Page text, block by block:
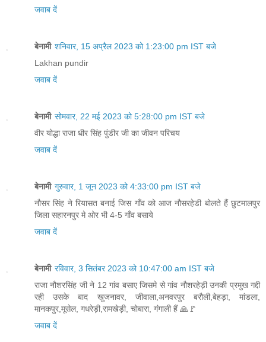
जवाब दें
बेनामी शनिवार, 15 अप्रैल 2023 को 1:23:00 pm IST बजे
Lakhan pundir
जवाब दें
बेनामी सोमवार, 22 मई 2023 को 5:28:00 pm IST बजे
वीर योद्धा राजा धीर सिंह पुंडीर जी का जीवन परिचय
जवाब दें
बेनामी गुरुवार, 1 जून 2023 को 4:33:00 pm IST बजे
नौसर सिंह ने रियासत बनाई जिस गाँव को आज नौसरहेडी बोलते हैं छुटमालपुर
जिला सहारनपुर मे ओर भी 4-5 गाँव बसाये
जवाब दें
बेनामी रविवार, 3 सितंबर 2023 को 10:47:00 am IST बजे
राजा नौशरसिंह जी ने 12 गांव बसाए जिसमे से गांव नौशरहेड़ी उनकी प्रमुख गद्दी
रही उसके बाद खुजनावर, जीवाला,अनवरपुर बरौली,बेहड़ा, मांडला,
मानकपुर,मूसेल, गधरेड़ी,रामखेड़ी, चोबारा, गंगाली हैं 🙏🚩
जवाब दें